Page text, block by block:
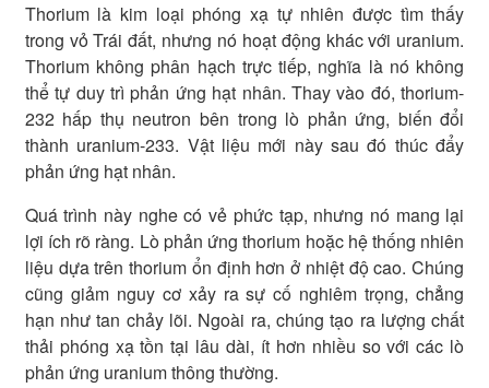
Thorium là kim loại phóng xạ tự nhiên được tìm thấy
trong vỏ Trái đất, nhưng nó hoạt động khác với uranium.
Thorium không phân hạch trực tiếp, nghĩa là nó không
thể tự duy trì phản ứng hạt nhân. Thay vào đó, thorium-
232 hấp thụ neutron bên trong lò phản ứng, biến đổi
thành uranium-233. Vật liệu mới này sau đó thúc đẩy
phản ứng hạt nhân.
Quá trình này nghe có vẻ phức tạp, nhưng nó mang lại
lợi ích rõ ràng. Lò phản ứng thorium hoặc hệ thống nhiên
liệu dựa trên thorium ổn định hơn ở nhiệt độ cao. Chúng
cũng giảm nguy cơ xảy ra sự cố nghiêm trọng, chẳng
hạn như tan chảy lõi. Ngoài ra, chúng tạo ra lượng chất
thải phóng xạ tồn tại lâu dài, ít hơn nhiều so với các lò
phản ứng uranium thông thường.